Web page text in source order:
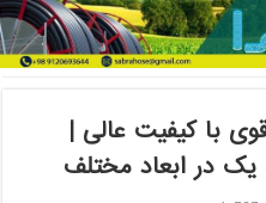
شیلنگ فشار قوی با کیفیت عالی |
مختلف
با کیفیت عالی |
در ابعاد مختلف